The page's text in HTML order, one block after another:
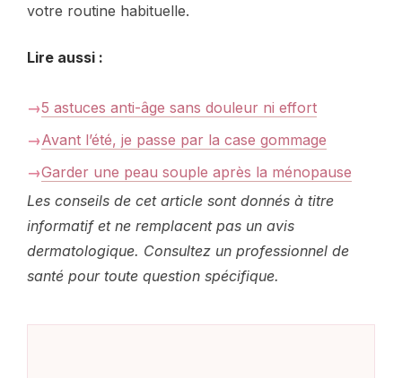
votre routine habituelle.
Lire aussi :
5 astuces anti-âge sans douleur ni effort
Avant l’été, je passe par la case gommage
Garder une peau souple après la ménopause
Les conseils de cet article sont donnés à titre
informatif et ne remplacent pas un avis
dermatologique. Consultez un professionnel de
santé pour toute question spécifique.